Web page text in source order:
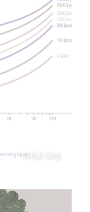
Bekijk blog